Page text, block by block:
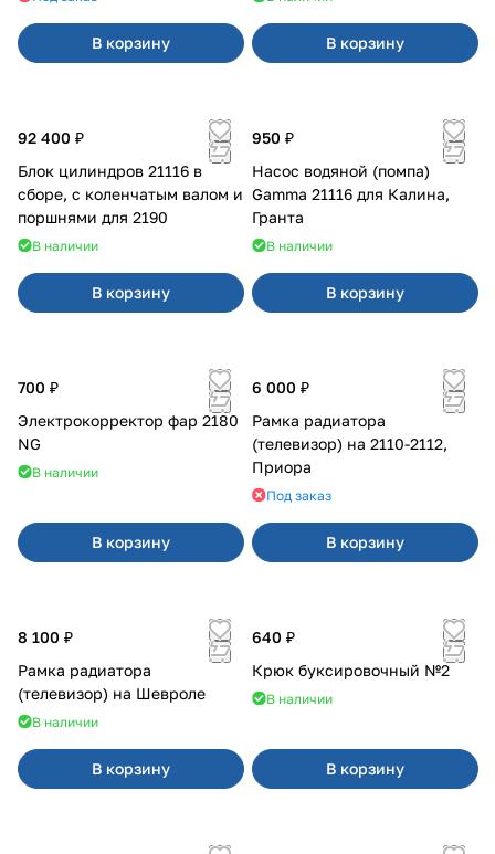
В корзину В корзину
92 400 ₽
Блок цилиндров 21116 в
сборе, с коленчатым валом и
поршнями для 2190
В наличии
В корзину
950 ₽
Насос водяной (помпа)
Gamma 21116 для Калина,
Гранта
В наличии
В корзину
700 ₽
Электрокорректор фар 2180
NG
В наличии
В корзину
6 000 ₽
Рамка радиатора
(телевизор) на 2110-2112,
Приора
Под заказ
В корзину
8 100 ₽
Рамка радиатора
(телевизор) на Шевроле
В наличии
В корзину
640 ₽
Крюк буксировочный №2
В наличии
В корзину